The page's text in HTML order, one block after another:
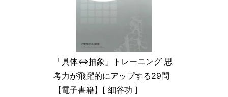
「具体⇔抽象」トレーニング 思
考力が飛躍的にアップする29問
【電子書籍】[ 細谷功 ]